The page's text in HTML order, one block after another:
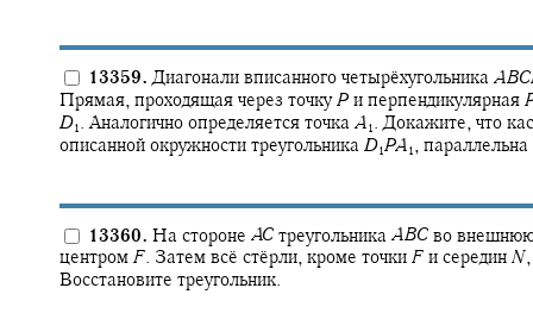
13359. Диагонали вписанного четырёхугольника ABC
Прямая, проходящая через точкуP и перпендикулярная
D1 . Аналогично определяется точка A 1 . Докажите, что
описанной окружности треугольника D1PA 1 ,
13360. На стороне AC треугольника ABC во внешнюю
центром F. Затем всё стёрли, кроме точки F и середин N,
Восстановите треугольник.